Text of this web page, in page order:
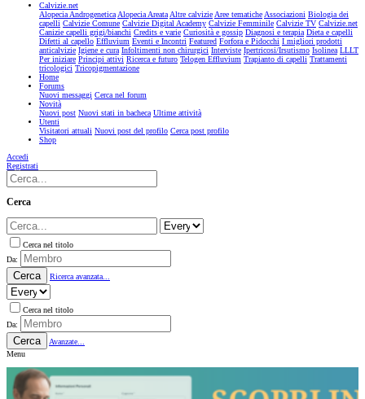
Calvizie.net
Alopecia AndrogeneticaAlopecia AreataAltre calvizieAree tematicheAssociazioni Biologia dei
capelli Calvizie Comune Calvizie Digital Academy Calvizie Femminile Calvizie TV Calvizie.net
Canizie capelli grigi/bianchi Credits e varie Curiosità e gossip Diagnosi e terapia Dieta e capelli
Difetti al capello Effluvium Eventi e Incontri Featured Forfora e Pidocchi I migliori prodotti
anticalvizie Igiene e cura Infoltimenti non chirurgici Interviste Ipertricosi/Irsutismo Isolinea LLLT
Per iniziare Principi attivi Ricerca e futuro Telogen Effluvium Trapianto di capelli Trattamenti
tricologici Tricopigmentazione
Home
Forums
Nuovi messaggi Cerca nel forum
Novità
Nuovi post Nuovi stati in bacheca Ultime attività
Utenti
Visitatori attuali Nuovi post del profilo Cerca post profilo
Shop
Accedi
Registrati
Cerca
Cerca nel titolo
Da:
Cerca Ricerca avanzata...
Cerca nel titolo
Da:
Cerca
Avanzate...
Menu